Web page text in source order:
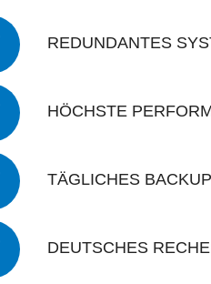
REDUNDANTES
HÖCHSTE
TÄGLICHES BACKUP
DEUTSCHES